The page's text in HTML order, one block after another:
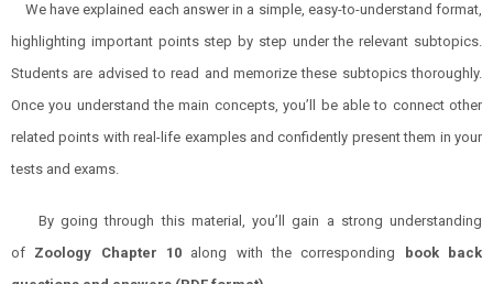
We have explained each answer in a simple, easy-to-understand format,
highlighting important points step by step under the relevant subtopics.
Students are advised to read and memorize these subtopics thoroughly.
Once you understand the main concepts, you’ll be able to connect other
related points with real-life examples and confidently present them in your
tests and exams.
By going through this material, you’ll gain a strong understanding
of Zoology Chapter 10 along with the corresponding
book back